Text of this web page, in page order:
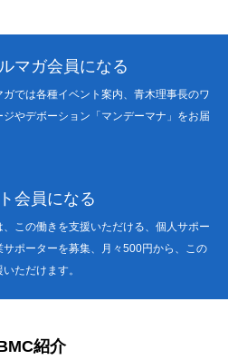
マガ会員になる
ガでは各種イベント案内、青木理事長のワ
ジやデボーション「マンデーマナ」をお届
会員になる
この働きを支援いただける、個人サポー
サポーターを募集、月々500円から、この
ただけます。
紹介